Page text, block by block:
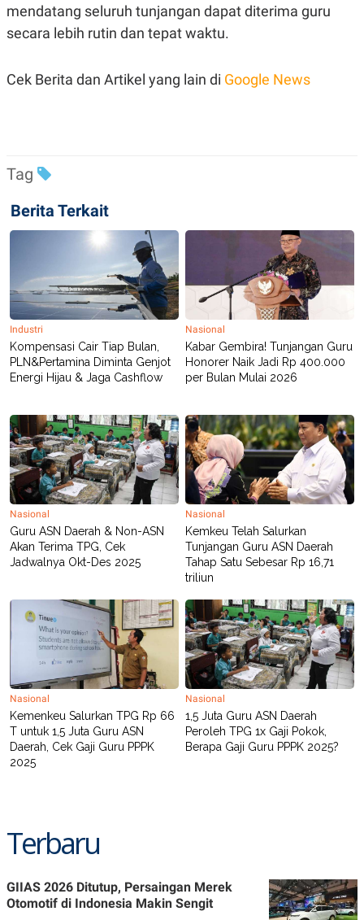
A
T
D
A
G
E
S
N
T
S
O
N
T
A
N
A
C
A
Y
R
E
S
S
R
E
L
E
.
I
D
L
A
N
G
G
A
N
C
I
N
E
R
J
A
I
T
E
P
A
P
E
R
D
V
R
T
I
S
G
M
I
A
.
mendatang seluruh tunjangan dapat diterima guru
secara lebih rutin dan tepat waktu.
Cek Berita dan Artikel yang lain di Google News
Tag
Berita Terkait
Industri
Kompensasi Cair Tiap Bulan,
PLN&Pertamina Diminta Genjot
Energi Hijau & Jaga Cashflow
Nasional
Kabar Gembira! Tunjangan Guru
Honorer Naik Jadi Rp 400.000
per Bulan Mulai 2026
Nasional
Guru ASN Daerah & Non-ASN
Akan Terima TPG, Cek
Jadwalnya Okt-Des 2025
Nasional
Kemkeu Telah Salurkan
Tunjangan Guru ASN Daerah
Tahap Satu Sebesar Rp 16,71
triliun
Nasional
Kemenkeu Salurkan TPG Rp 66
T untuk 1,5 Juta Guru ASN
Daerah, Cek Gaji Guru PPPK
2025
Nasional
1,5 Juta Guru ASN Daerah
Peroleh TPG 1x Gaji Pokok,
Berapa Gaji Guru PPPK 2025?
Terbaru
GIIAS 2026 Ditutup, Persaingan Merek
Otomotif di Indonesia Makin Sengit